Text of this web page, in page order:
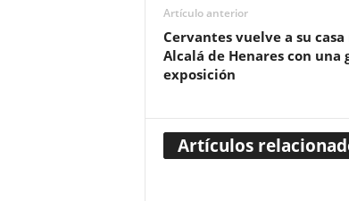
Artículo anterior
Cervantes vuelve a su
Alcalá de Henares con una
exposición
Artículos